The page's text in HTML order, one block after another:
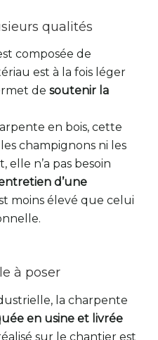
qualités
composée de
est à la fois léger
de soutenir la
en bois, cette
champignons ni les
elle n’a pas besoin
d’une
moins élevé que celui
à poser
la charpente
en usine et livrée
sur le chantier est